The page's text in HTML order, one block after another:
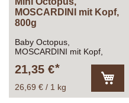
MOSCARDINI mit Kopf,
800g
Baby Octopus,
MOSCARDINI mit Kopf,
1.000g Inhalt ca. 800g
21,35 €
26,69 € / 1 kg
den